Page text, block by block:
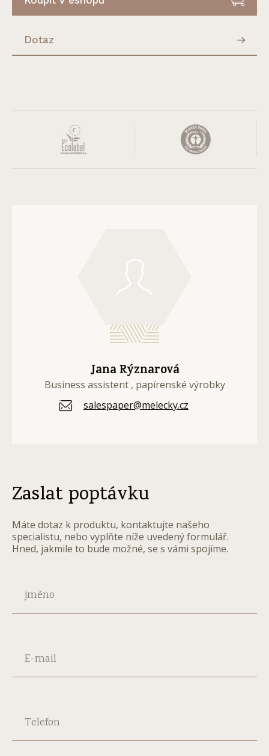
Dotaz
Jana Rýznarová
Business assistent , papírenské výrobky
salespaper@melecky.cz
Zaslat poptávku
Máte dotaz k produktu, kontaktujte našeho
specialistu, nebo vyplňte níže uvedený formulář.
Hned, jakmile to bude možné, se s vámi spojíme.
jméno
E-mail
Telefon